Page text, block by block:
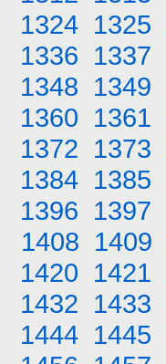
1324 1325
1336 1337
1348 1349
1360 1361
1372 1373
1384 1385
1396 1397
1408 1409
1420 1421
1432 1433
1444 1445